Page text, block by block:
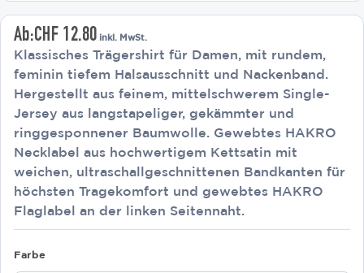
Ab:CHF 12.80 inkl. MwSt.
Klassisches Trägershirt für Damen, mit rundem,
feminin tiefem Halsausschnitt und Nackenband.
Hergestellt aus feinem, mittelschwerem Single-
Jersey aus langstapeliger, gekämmter und
ringgesponnener Baumwolle. Gewebtes HAKRO
Necklabel aus hochwertigem Kettsatin mit
weichen, ultraschallgeschnittenen Bandkanten für
höchsten Tragekomfort und gewebtes HAKRO
Flaglabel an der linken Seitennaht.
Farbe